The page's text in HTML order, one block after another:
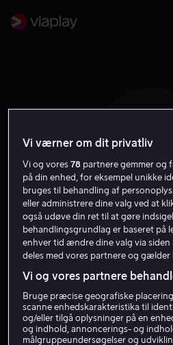
C S
Chuck
Producer
Vi værner om dit privatliv
Vi og vores78 partnere gemmer og
på din enhed, for eksempel unikke
bruges til behandling af
eller administrere dine valg ved at
også udøve din ret til at gøre
behandlingsgrundlag er baseret på
enhver tid ændre dine valg via
deles med vores partnere og gælder
Vi og vores partnere
Bruge præcise geografiske
scanne enhedskarakteristika til
og/eller tilgå oplysninger på en
og indhold, annoncerings- og
målgruppeundersøgelser og